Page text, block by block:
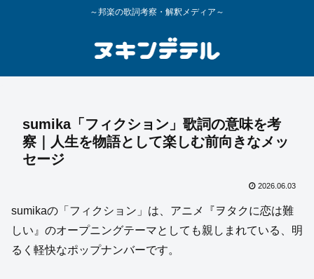
～邦楽の歌詞考察・解釈メディア～
sumika「フィクション」歌詞の意味を考
察｜人生を物語として楽しむ前向きなメッ
セージ
2026.06.03
sumikaの「フィクション」は、アニメ『ヲタクに恋は難
しい』のオープニングテーマとしても親しまれている、明
るく軽快なポップナンバーです。